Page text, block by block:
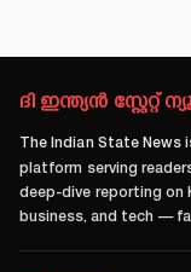
ദി ഇന്ത്യൻ സ്റ്റേറ്റ്
The Indian State News
platform serving
deep-dive reporting on
business, and tech —